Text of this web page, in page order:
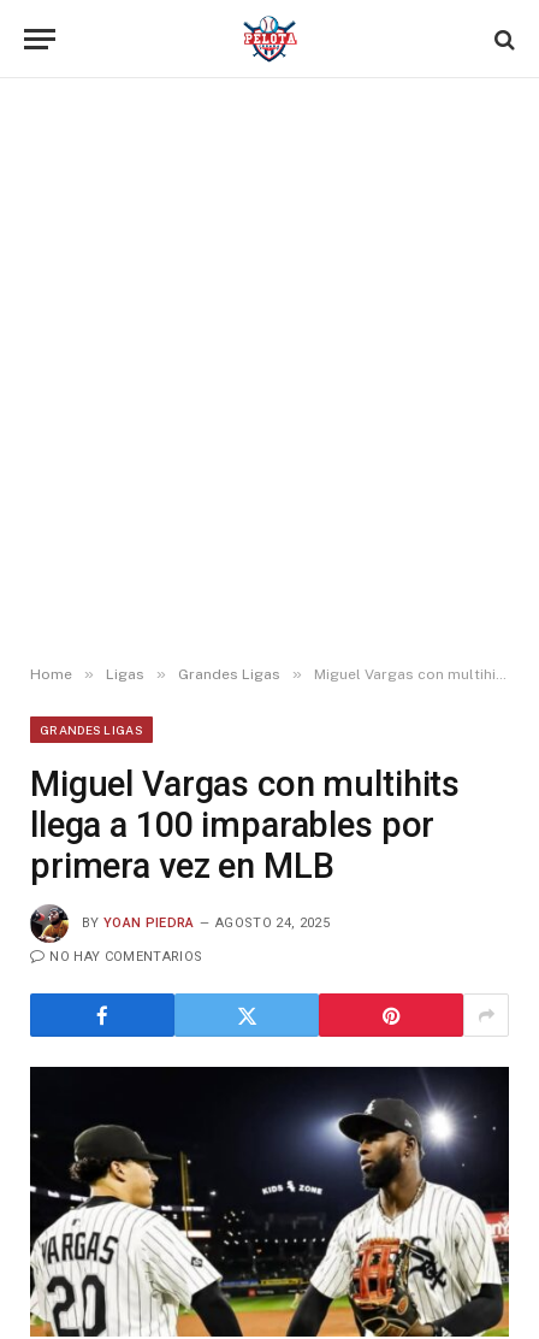
Home » Ligas » Grandes Ligas » Miguel Vargas con multihits llega a 100 imparables por primera vez en MLB
GRANDES LIGAS
Miguel Vargas con multihits
llega a 100 imparables por
primera vez en MLB
BY YOAN PIEDRA AGOSTO 24, 2025
NO HAY COMENTARIOS